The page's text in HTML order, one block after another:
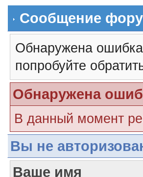
Сообщение
Обнаружена
попробуйте
Обнаружена
В данный момент
Вы не
Ваше имя